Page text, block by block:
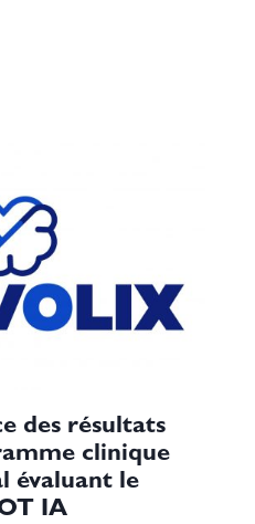
des résultats
clinique
évaluant le
IA